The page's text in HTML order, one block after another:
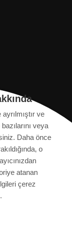
ve
veya
Daha önce
o
atanan
çerez